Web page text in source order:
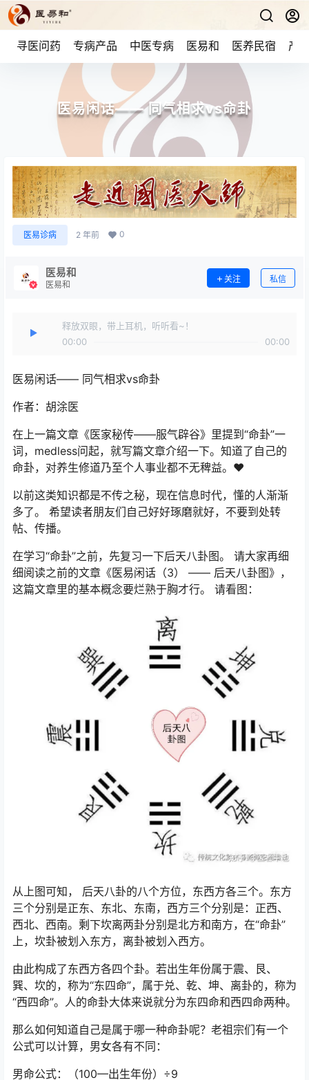
寻医问药 专病产品 中医专病 医易和 医养民宿 产
医易闲话—— 同气相求vs命卦
医易诊病 2 年前 0
医易和
医易和
关注 私信
释放双眼，带上耳机，听听看~！
00:00
00:00
医易闲话—— 同气相求vs命卦
作者：胡涂医
在上一篇文章《医家秘传——服气辟谷》里提到“命卦”一
词，medless问起，就写篇文章介绍一下。知道了自己的
命卦，对养生修道乃至个人事业都不无稗益。❤️
以前这类知识都是不传之秘，现在信息时代，懂的人渐渐
多了。 希望读者朋友们自己好好琢磨就好，不要到处转
帖、传播。
在学习“命卦”之前，先复习一下后天八卦图。 请大家再细
细阅读之前的文章《医易闲话（3） —— 后天八卦图》，
这篇文章里的基本概念要烂熟于胸才行。 请看图：
从上图可知， 后天八卦的八个方位，东西方各三个。东方
三个分别是正东、东北、东南，西方三个分别是：正西、
西北、西南。剩下坎离两卦分别是北方和南方，在“命卦”
上，坎卦被划入东方，离卦被划入西方。
由此构成了东西方各四个卦。若出生年份属于震、艮、
巽、坎的，称为“东四命”，属于兑、乾、坤、离卦的，称为
“西四命”。人的命卦大体来说就分为东四命和西四命两种。
那么如何知道自己是属于哪一种命卦呢？老祖宗们有一个
公式可以计算，男女各有不同：
男命公式：（100—出生年份）÷9